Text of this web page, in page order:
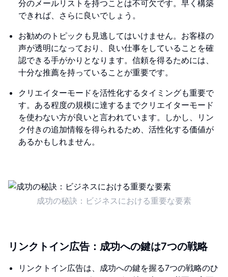
分のメールリストを持つことは不可欠です。早く構築
できれば、さらに良いでしょう。
お勧めのトピックも見逃してはいけません。お客様の
声が透明になっており、良い仕事をしていることを確
認できる手がかりとなります。信頼を得るためには、
十分な推薦を持っていることが重要です。
クリエイターモードを活性化するタイミングも重要で
す。ある程度の規模に達するまでクリエイターモード
を使わない方が良いと言われています。しかし、リン
ク付きの追加情報を得られるため、活性化する価値が
あるかもしれません。
成功の秘訣：ビジネスにおける重要な要素
リンクトイン広告：成功への鍵は7つの戦略
リンクトイン広告は、成功への鍵を握る7つの戦略のひ